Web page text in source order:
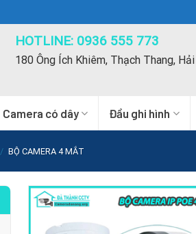
HOTLINE: 0936 555 773
180 Ông Ích Khiêm, Thạch Thang,
Camera có dây Đầu ghi hình
/ BỘ CAMERA 4 MẮT